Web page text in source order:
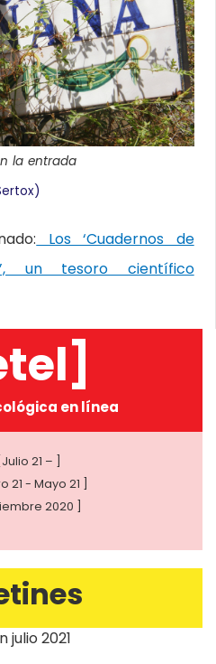
la entrada
Los ‘Cuadernos de
un tesoro científico
en línea
21 – ]
21 - Mayo 21 ]
2020 ]
julio 2021